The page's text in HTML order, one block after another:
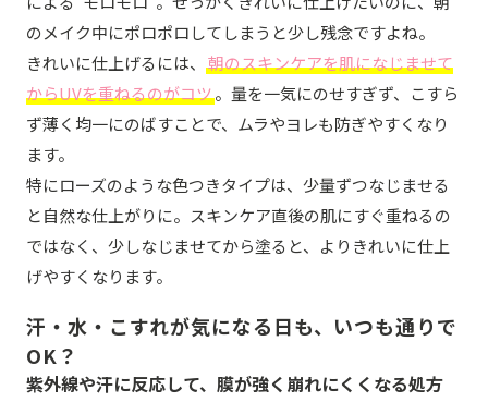
のメイク中にポロポロしてしまうと少し残念ですよね。
きれいに仕上げるには、 朝のスキンケアを肌になじませて
からUVを重ねるのがコツ。量を一気にのせすぎず、こすら
ず薄く均一にのばすことで、ムラやヨレも防ぎやすくなり
ます。
特にローズのような色つきタイプは、少量ずつなじませる
と自然な仕上がりに。スキンケア直後の肌にすぐ重ねるの
ではなく、少しなじませてから塗ると、よりきれいに仕上
げやすくなります。
汗・水・こすれが気になる日も、いつも通りで
OK？
紫外線や汗に反応して、膜が強く崩れにくくなる処方